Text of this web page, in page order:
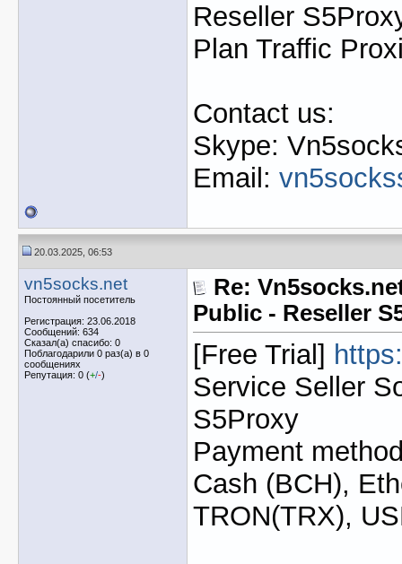
Reseller
Plan Traffic
Contact us:
Skype:
Email:
20.03.2025, 06:53
vn5socks.net
Постоянный посетитель
Регистрация: 23.06.2018
Сообщений: 634
Сказал(а) спасибо: 0
Поблагодарили 0 раз(а) в 0
сообщениях
Репутация: 0 (+/-)
Re:
Public - Reseller
[Free Trial]
Service Seller
S5Proxy
Payment
Cash (BCH),
TRON(TRX),